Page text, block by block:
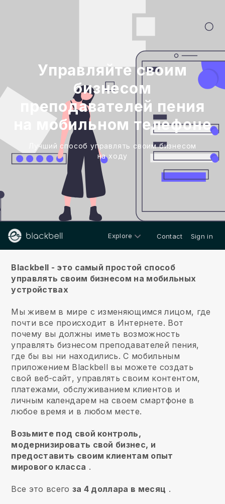
Управляйте своим
бизнесом
преподавателей пения
на мобильном телефоне
Лучший способ управлять своим бизнесом
на ходу
Explore Contact Sign in
Blackbell - это самый простой способ
управлять своим бизнесом на мобильных
устройствах
Мы живем в мире с изменяющимся лицом, где
почти все происходит в Интернете. Вот
почему вы должны иметь возможность
управлять бизнесом преподавателей пения,
где бы вы ни находились. С мобильным
приложением Blackbell вы можете создать
свой веб-сайт, управлять своим контентом,
платежами, обслуживанием клиентов и
личным календарем на своем смартфоне в
любое время и в любом месте.
Возьмите под свой контроль,
модернизировать свой бизнес, и
предоставить своим клиентам опыт
мирового класса .
Все это всего за 4 доллара в месяц .